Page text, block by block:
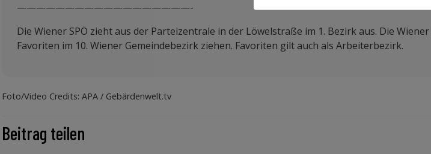
——————————————————-
Die Wiener SPÖ zieht aus der Parteizentrale in der Löwelstraße im 1. Bezirk aus. Die
Favoriten im 10. Wiener Gemeindebezirk ziehen. Favoriten gilt auch als Arbeiterbezirk.
Foto/Video Credits: APA / Gebärdenwelt.tv
Beitrag teilen